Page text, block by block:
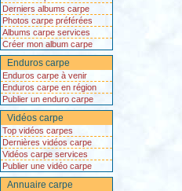
Derniers albums carpe
Photos carpe préférées
Albums carpe services
Créer mon album carpe
Enduros carpe
Enduros carpe à venir
Enduros carpe en région
Publier un enduro carpe
Vidéos carpe
Top vidéos carpes
Dernières vidéos carpe
Vidéos carpe services
Publier une vidéo carpe
Annuaire carpe